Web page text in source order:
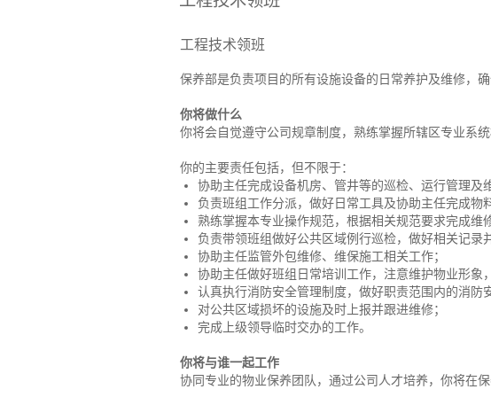
工程技术领班
保养部是负责项目的所有设施设备的日常养护及维修，
你将做什么
你将会自觉遵守公司规章制度，熟练掌握所辖区专业系
你的主要责任包括，但不限于：
协助主任完成设备机房、管井等的巡检、运行管理及
负责班组工作分派，做好日常工具及协助主任完成物
熟练掌握本专业操作规范，根据相关规范要求完成维
负责带领班组做好公共区域例行巡检，做好相关记录
协助主任监管外包维修、维保施工相关工作；
协助主任做好班组日常培训工作，注意维护物业形象
认真执行消防安全管理制度，做好职责范围内的消防
对公共区域损坏的设施及时上报并跟进维修；
完成上级领导临时交办的工作。
你将与谁一起工作
协同专业的物业保养团队，通过公司人才培养，你将在